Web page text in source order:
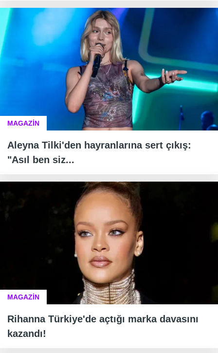
MAGAZİN
Aleyna Tilki'den hayranlarına sert çıkış:
"Asıl ben siz...
MAGAZİN
Rihanna Türkiye'de açtığı marka davasını
kazandı!